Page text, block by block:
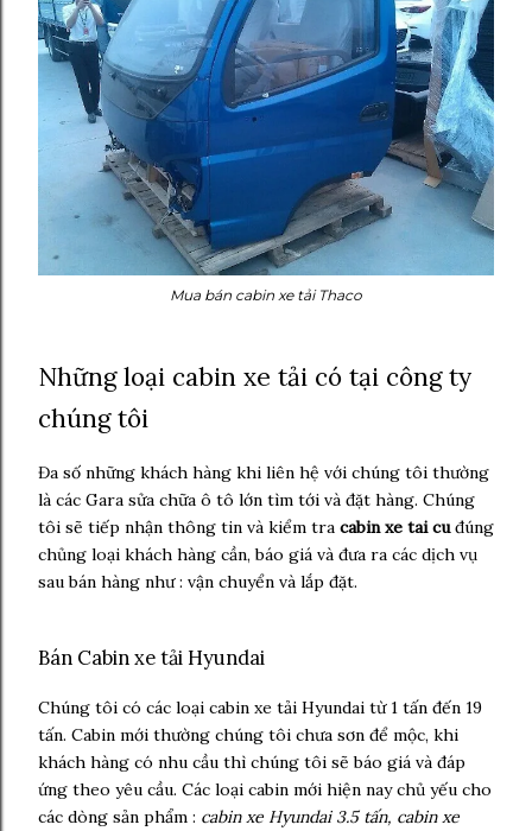
Mua bán cabin xe tải Thaco
Những loại cabin xe tải có tại công ty
chúng tôi
Đa số những khách hàng khi liên hệ với chúng tôi thường
là các Gara sửa chữa ô tô lớn tìm tới và đặt hàng. Chúng
tôi sẽ tiếp nhận thông tin và kiểm tra cabin xe tai cuđúng
chủng loại khách hàng cần, báo giá và đưa ra các dịch vụ
sau bán hàng như : vận chuyển và lắp đặt.
Bán Cabin xe tải Hyundai
Chúng tôi có các loại cabin xe tải Hyundai từ 1 tấn đến 19
tấn. Cabin mới thường chúng tôi chưa sơn để mộc, khi
khách hàng có nhu cầu thì chúng tôi sẽ báo giá và đáp
ứng theo yêu cầu. Các loại cabin mới hiện nay chủ yếu cho
các dòng sản phẩm : cabin xe Hyundai 3.5 tấn, cabin xe